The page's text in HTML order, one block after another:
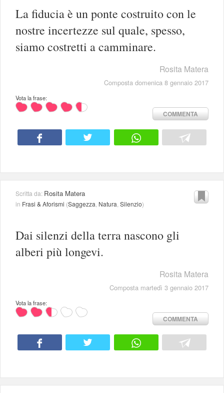
La fiducia è un ponte costruito con le
nostre incertezze sul quale, spesso,
siamo costretti a camminare.
Rosita Matera
Composta domenica 8 gennaio 2017
Vota la frase:
COMMENTA
Scritta da: Rosita Matera
in Frasi & Aforismi (Saggezza Natura Silenzio)
Dai silenzi della terra nascono gli
alberi più longevi.
Rosita Matera
Composta martedì 3 gennaio 2017
Vota la frase:
COMMENTA